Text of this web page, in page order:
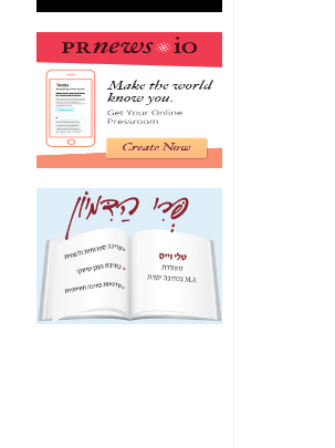
האם ביבי כשר
תקשורת עזר לקב'
בזק? -כאן
מה מקור ה-Fake
News שהביא לתפירת
תיק לביבי והעלמת
החשודים הנכונים -כאן
אחת הרגליים של "תיק
4000 התפור"
התמוטטה היום
בניצחון (כפול) של בזק
-
כאן
איך כתבות מפנקות
הפכו לפתע לטובת